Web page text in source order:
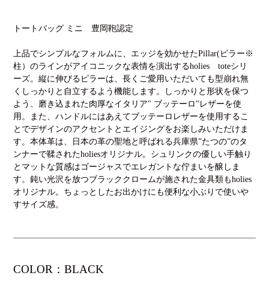
トートバッグ ミニ 豊岡鞄認定
上品でシンプルなフォルムに、エッジを効かせたPillar(ピラー※
柱）のラインがアイコニックな表情を演出するholies toteシリ
ーズ。縦に伸びるピラーは、長くご愛用いただいても型崩れ無
くしっかりと自立するよう機能します。しっかりと形状を保つ
よう、磨き込まれた肉厚なイタリア" ブッテーロ"レザーを使
用。また、ハンドルにはあえてブッテーロレザーを使用するこ
とでデザインのアクセントとエイジングをお楽しみいただけま
す。本体革は、日本の革の聖地と呼ばれる兵庫県”たつの”のタ
ンナーで鞣されたholiesオリジナル。シュリンクの優しい手触り
とマットな質感はゴージャスでエレガントな佇まいを醸しま
す。鈍い光沢を放つブラッククロームが施された金具類もholies
オリジナル。ちょっとしたお出かけにも便利な小ぶりで使いや
すサイズ感。
COLOR：BLACK